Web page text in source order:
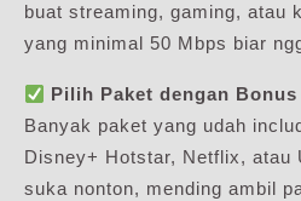
buat streaming, gaming, atau
yang minimal 50 Mbps biar
Pilih Paket dengan
Banyak paket yang udah
Disney+ Hotstar, Netflix, atau
suka nonton, mending ambil